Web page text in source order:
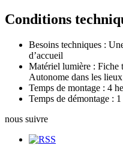
Conditions
Besoins techniques :
d’accueil
Matériel lumière : Fiche
Autonome dans les
Temps de montage : 4
Temps de démontage :
nous suivre